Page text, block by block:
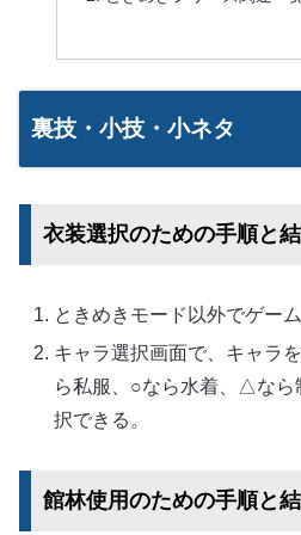
裏技・小技・小ネタ
衣装選択のための手順と
ときめきモード以外でゲー
キャラ選択画面で、キャラ
ら私服、○なら水着、△なら
択できる。
館林使用のための手順と